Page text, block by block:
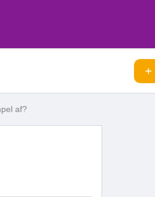
af?